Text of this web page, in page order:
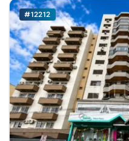
#12212